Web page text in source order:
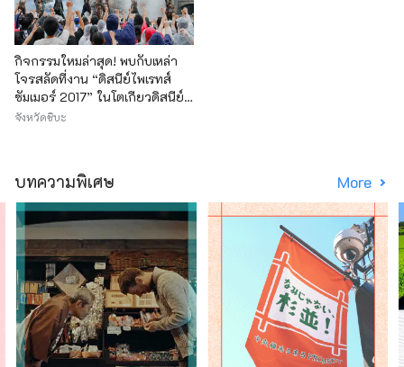
กิจกรรมใหมล่าสุด! พบกับเหล่า
โจรสลัดที่งาน “ดิสนีย์ไพเรทส์
ซัมเมอร์ 2017” ในโตเกียวดิสนีย์
ซี!
จังหวัดชิบะ
บทความพิเศษ More